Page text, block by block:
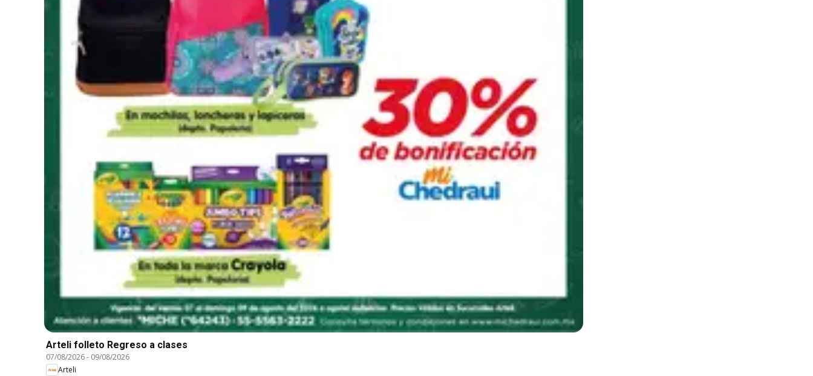
Arteli folleto Regreso a clases
07/08/2026- 09/08/2026
Arteli